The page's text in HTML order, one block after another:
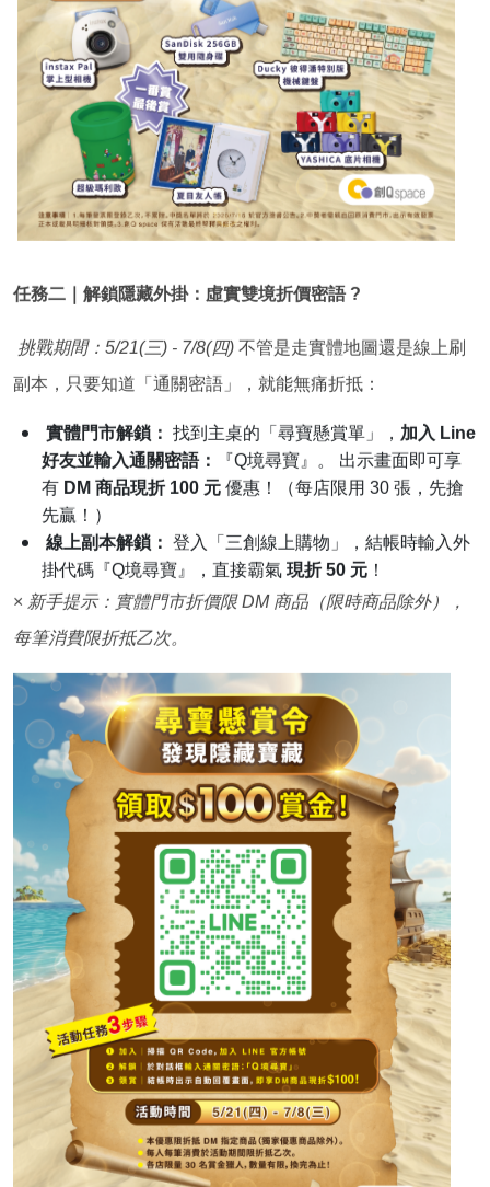
任務二｜解鎖隱藏外掛：虛實雙境折價密語?
挑戰期間：5/21(三) - 7/8(四)
副本，只要知道「通關密語」，就能無痛折抵：
實體門市解鎖：找到主桌的「尋寶懸賞單」，加入 Line
好友並輸入通關密語：
先贏！）
線上副本解鎖：登入「三創線上購物」，結帳時輸入外
掛代碼『Q境尋寶』，直接霸氣現折 50 元
新手提示：實體門市折價限 DM 商品（限時商品除外），
每筆消費限折抵乙次。